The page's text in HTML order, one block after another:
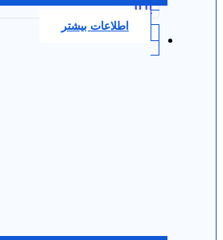
0.0
اطلاعات بیشتر